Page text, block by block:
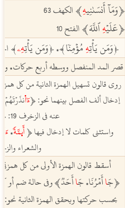
ﵳوَمَآ أَنسَىٰنِيهِﵲالكهف 63
ﵳعَلَيۡهِٱللَّهَﵲالفتح 10
ﵭوَمَن يَأۡتِهِمُؤۡمِنٗاﵮ،ﵭوَمَن يَأۡتِهِۦﵮ
قصر المد المنفصل ووسطه أربع حركات،
روى قالون تسهيل الهمزة الثانية من كل
إدخال ألف الفصل بينهما نحو:ﵳﵦنذَرۡتَهُمۡ
عنه في الزخرف 19: ﵳ
واستثنى كلمات لا إدخال فيهاﵳﵴ، ﵭ
والشعراء
أسقط قالون الهمزة الأولى من كل
ﵳجَاأَمۡرُنَا، جَاأَحَدٞﵲوفي حالة ضم أو
بحسب حركتها ويحقق الهمزة الثانية نحو: